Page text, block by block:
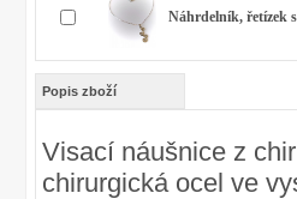
Náhrdelník, řetízek
Popis zboží
Visací náušnice z
chirurgická ocel ve